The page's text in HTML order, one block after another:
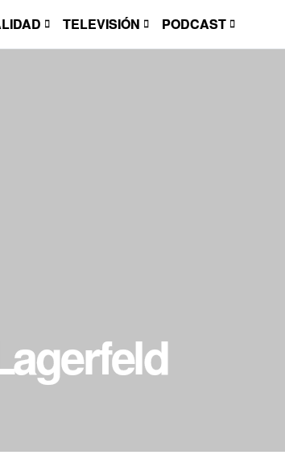
TELEVISIÓN PODCAST